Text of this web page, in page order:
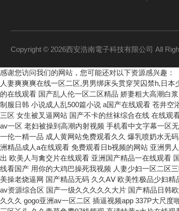
Copyright © 2026西安浩南電子科技有限公司 All
感谢您访问我们的网站，您可能还对以下资源感兴趣：
人妻爽爽爽在线一区二区,男男绑床头贯穿哭囚禁h,日